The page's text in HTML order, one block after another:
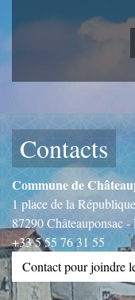
Contacts
Commune de
1 place de la République
87290 Châteauponsac
+33 5 55 76 31 55
Contact pour joindre